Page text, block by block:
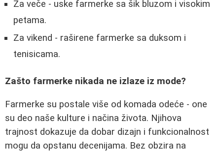
Za veče - uske farmerke sa šik bluzom i visokim
petama.
Za vikend - raširene farmerke sa duksom i
tenisicama.
Zašto farmerke nikada ne izlaze iz mode?
Farmerke su postale više od komada odeće - one
su deo naše kulture i načina života. Njihova
trajnost dokazuje da dobar dizajn i funkcionalnost
mogu da opstanu decenijama. Bez obzira na